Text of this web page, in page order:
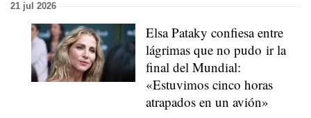
21 jul 2026
Elsa Pataky confiesa entre
lágrimas que no pudo ir la
final del Mundial:
«Estuvimos cinco horas
atrapados en un avión»